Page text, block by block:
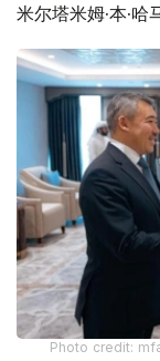
米尔塔米姆·本·哈
Photo credit: